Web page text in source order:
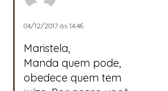
04/12/2017 às 14:46
Maristela,
Manda quem pode,
obedece quem tem